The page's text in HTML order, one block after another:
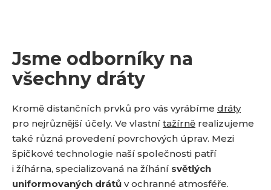
Jsme odborníky na
všechny dráty
Kromě distančních prvků pro vás vyrábíme dráty
pro nejrůznější účely. Ve vlastní tažírně realizujeme
také různá provedení povrchových úprav. Mezi
špičkové technologie naší společnosti patří
i žíhárna, specializovaná na žíhání světlých
uniformovaných drátů v ochranné atmosféře.